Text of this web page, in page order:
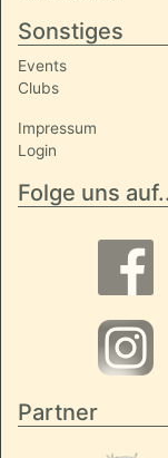
Sonstiges
Events
Clubs
Impressum
Login
Folge uns auf..
Partner